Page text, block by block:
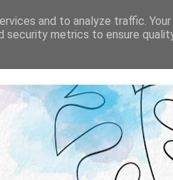
GŁÓWNA O MNIE
and to analyze traffic.
security metrics to ensure